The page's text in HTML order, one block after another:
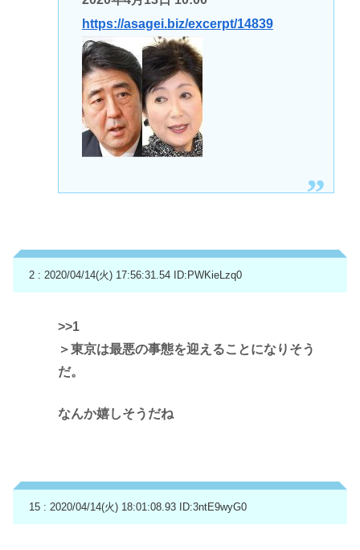
https://asagei.biz/excerpt/14839
2 : 2020/04/14(火) 17:56:31.54 ID:PWKieLzq0
>>1
＞東京は最悪の事態を迎えることになりそう
だ。
なんか嬉しそうだね
15 : 2020/04/14(火) 18:01:08.93 ID:3ntE9wyG0